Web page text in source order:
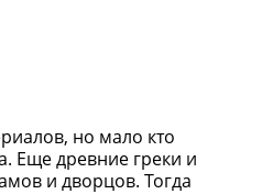
но мало кто
Еще древние греки и
и дворцов. Тогда